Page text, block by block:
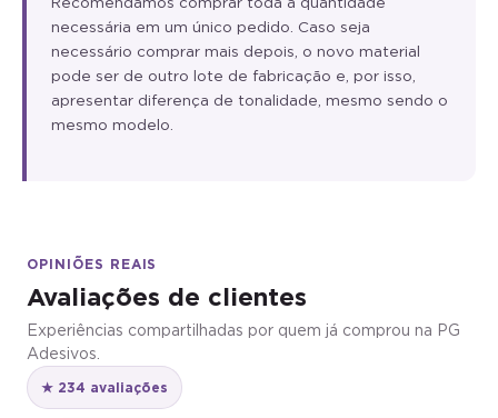
necessária em um único pedido. Caso seja
necessário comprar mais depois, o novo material
pode ser de outro lote de fabricação e, por isso,
apresentar diferença de tonalidade, mesmo sendo o
mesmo modelo.
OPINIÕES REAIS
Avaliações de clientes
Experiências compartilhadas por quem já comprou na PG
Adesivos.
★ 234 avaliações